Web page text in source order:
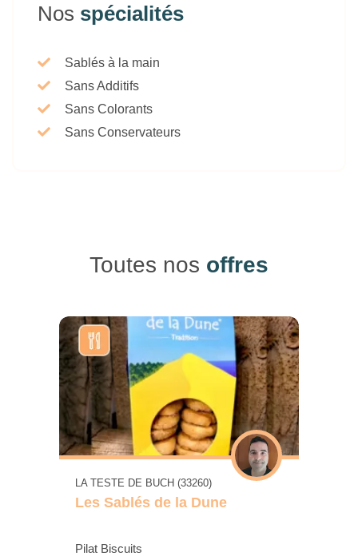
Nos spécialités
Sablés à la main
Sans Additifs
Sans Colorants
Sans Conservateurs
Toutes nos offres
LA TESTE DE BUCH (33260)
Les Sablés de la Dune
Pilat Biscuits